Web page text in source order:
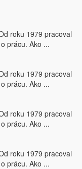
roku 1979 pracoval
prácu. Ako ...
roku 1979 pracoval
prácu. Ako ...
roku 1979 pracoval
prácu. Ako ...
roku 1979 pracoval
prácu. Ako ...